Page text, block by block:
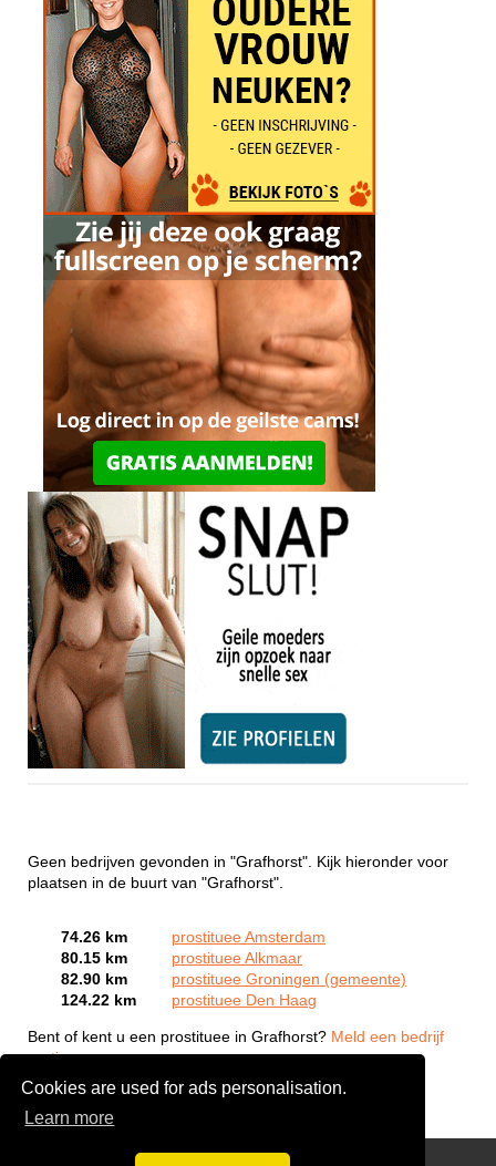
Cookies are used for ads personalisation.
Learn more
Geen bedrijven gevonden in "Grafhorst". Kijk hieronder voor
plaatsen in de buurt van "Grafhorst".
74.26 km
prostituee Amsterdam
80.15 km
prostituee Alkmaar
82.90 km
prostituee Groningen (gemeente)
124.22 km
prostituee Den Haag
Bent of kent u een prostituee in Grafhorst? Meld een bedrijf
gratis aan